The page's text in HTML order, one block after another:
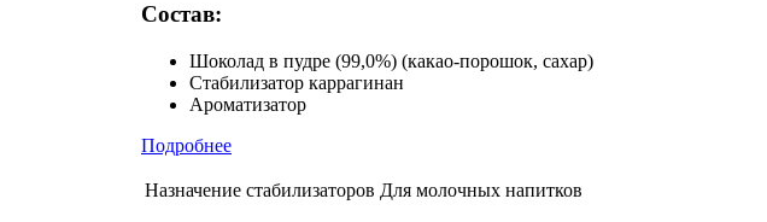
Состав:
Шоколад в пудре (99,0%) (какао-порошок, сахар)
Стабилизатор каррагинан
Ароматизатор
Подробнее
Назначение стабилизаторов Для молочных напитков